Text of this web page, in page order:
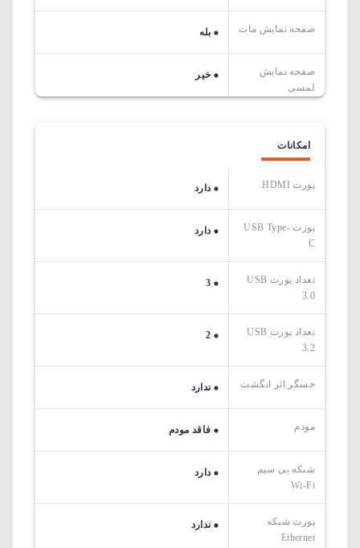
صفحه نمایش مات بله
صفحه نمایش
لمسی
خیر
امکانات
پورت HDMI دارد
پورت USB Type-
C
دارد
تعداد پورت USB
3.0
3
تعداد پورت USB
3.2
2
حسگر اثر انگشت ندارد
مودم فاقد مودم
شبکه بی سیم
Wi-Fi
دارد
پورت شبکه
Ethernet
ندارد